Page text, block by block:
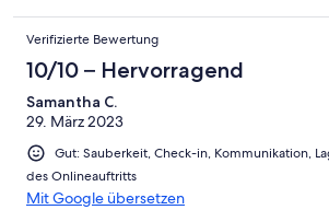
Verifizierte Bewertung
10/10 – Hervorragend
Samantha C.
29. März 2023
Gut: Sauberkeit, Check-in, Kommunikation,
des Onlineauftritts
Mit Google übersetzen